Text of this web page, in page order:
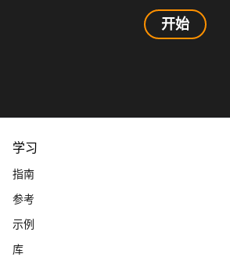
开始
学习
指南
参考
示例
库